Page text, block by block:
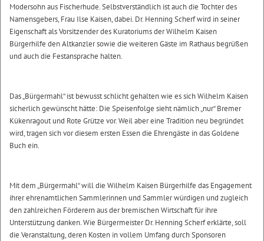
Modersohn aus Fischerhude. Selbstverständlich ist auch die Tochter des
Namensgebers, Frau Ilse Kaisen, dabei. Dr. Henning Scherf wird in seiner
Eigenschaft als Vorsitzender des Kuratoriums der Wilhelm Kaisen
Bürgerhilfe den Altkanzler sowie die weiteren Gäste im Rathaus begrüßen
und auch die Festansprache halten.
Das „Bürgermahl“ ist bewusst schlicht gehalten wie es sich Wilhelm Kaisen
sicherlich gewünscht hätte: Die Speisenfolge sieht nämlich „nur“ Bremer
Kükenragout und Rote Grütze vor. Weil aber eine Tradition neu begründet
wird, tragen sich vor diesem ersten Essen die Ehrengäste in das Goldene
Buch ein.
Mit dem „Bürgermahl“ will die Wilhelm Kaisen Bürgerhilfe das Engagement
ihrer ehrenamtlichen Sammlerinnen und Sammler würdigen und zugleich
den zahlreichen Förderern aus der bremischen Wirtschaft für ihre
Unterstützung danken. Wie Bürgermeister Dr. Henning Scherf erklärte, soll
die Veranstaltung, deren Kosten in vollem Umfang durch Sponsoren